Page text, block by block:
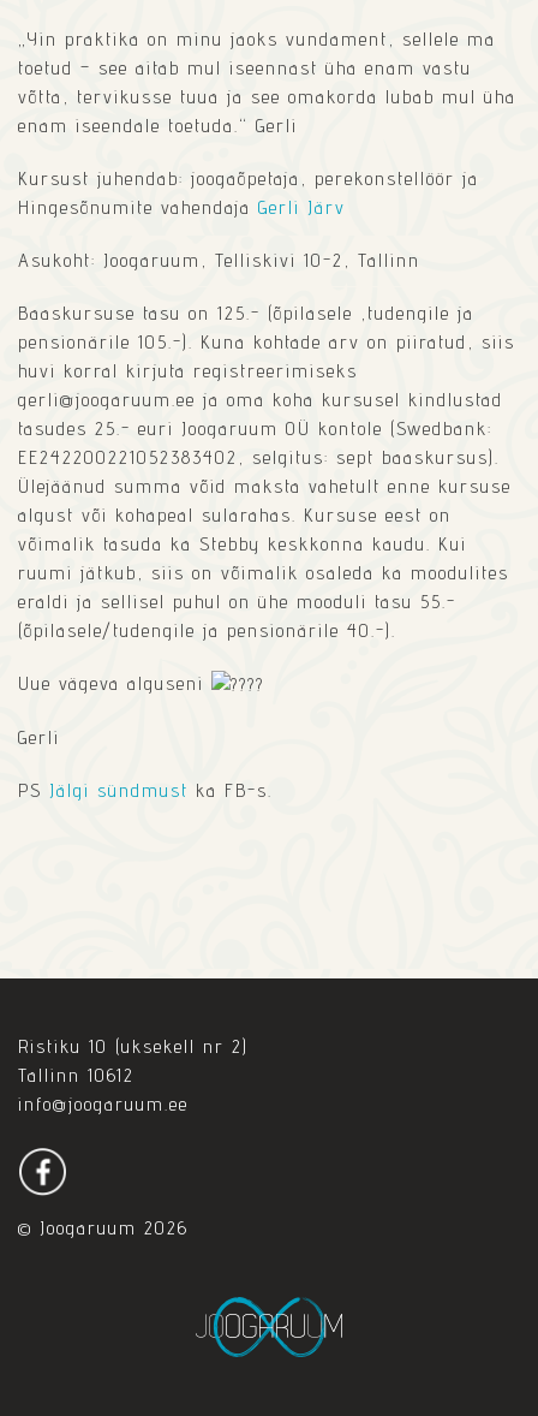
„Yin praktika on minu jaoks vundament, sellele ma
toetud – see aitab mul iseennast üha enam vastu
võtta, tervikusse tuua ja see omakorda lubab mul üha
enam iseendale toetuda.“ Gerli
Kursust juhendab: joogaõpetaja, perekonstellöör ja
Hingesõnumite vahendaja Gerli Järv
Asukoht: Joogaruum, Telliskivi 10-2, Tallinn
Baaskursuse tasu on 125.- (õpilasele ,tudengile ja
pensionärile 105.-). Kuna kohtade arv on piiratud, siis
huvi korral kirjuta registreerimiseks
gerli@joogaruum.ee ja oma koha kursusel kindlustad
tasudes 25.- euri Joogaruum OÜ kontole (Swedbank:
EE242200221052383402, selgitus: sept baaskursus).
Ülejäänud summa võid maksta vahetult enne kursuse
algust või kohapeal sularahas. Kursuse eest on
võimalik tasuda ka Stebby keskkonna kaudu. Kui
ruumi jätkub, siis on võimalik osaleda ka moodulites
eraldi ja sellisel puhul on ühe mooduli tasu 55.-
(õpilasele/tudengile ja pensionärile 40.-).
Uue vägeva alguseni
Gerli
PS Jälgi sündmust ka FB-s.
Ristiku 10 (uksekell nr 2)
Tallinn 10612
info@joogaruum.ee
© Joogaruum 2026